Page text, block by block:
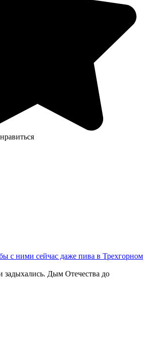
с ними сейчас даже пива в Трехгорном
задыхались. Дым Отечества до